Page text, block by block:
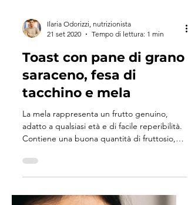
Ilaria Odorizzi, nutrizionista
21 set 2020
Tempo di lettura: 1 min
Toast con pane di grano
saraceno, fesa di
tacchino e mela
La mela rappresenta un frutto genuino,